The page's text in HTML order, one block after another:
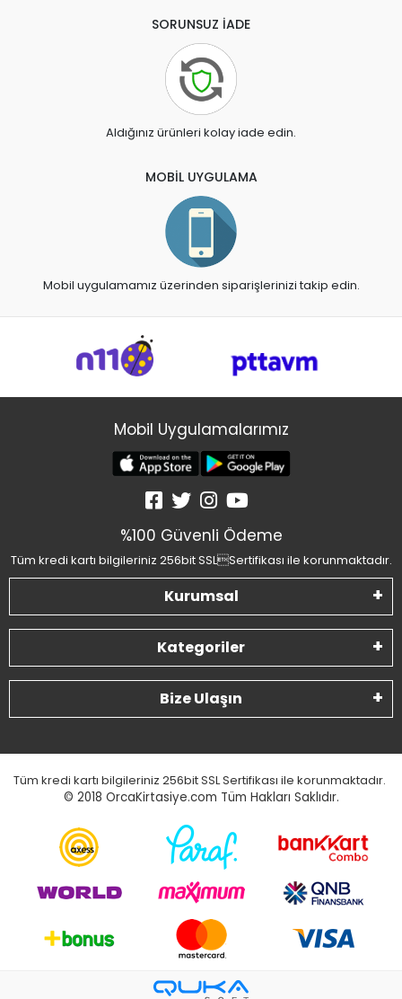
SORUNSUZ İADE
Aldığınız ürünleri kolay iade edin.
MOBİL UYGULAMA
Mobil uygulamamız üzerinden siparişlerinizi takip edin.
Mobil Uygulamalarımız
%100 Güvenli Ödeme
Tüm kredi kartı bilgileriniz 256bit SSLSertifikası ile korunmaktadır.
Kurumsal
Kategoriler
Bize Ulaşın
Tüm kredi kartı bilgileriniz 256bit SSL Sertifikası ile korunmaktadır.
© 2018 OrcaKirtasiye.com Tüm Hakları Saklıdır.